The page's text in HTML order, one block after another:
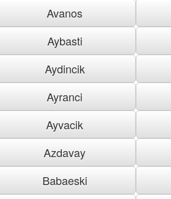
Avanos
Aybasti
Aydincik
Ayranci
Ayvacik
Azdavay
Babaeski